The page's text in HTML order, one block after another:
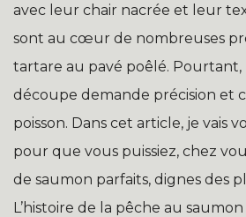
avec leur chair nacrée et leur
sont au cœur de nombreuses
tartare au pavé poêlé. Pourtant,
découpe demande précision et
poisson. Dans cet article, je vais
pour que vous puissiez, chez
de saumon parfaits, dignes des
L’histoire de la pêche au